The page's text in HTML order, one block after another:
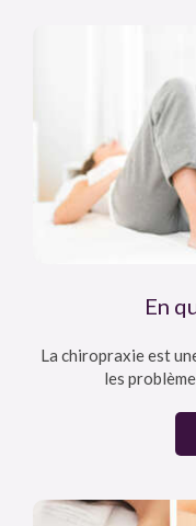
En
La chiropraxie est
les